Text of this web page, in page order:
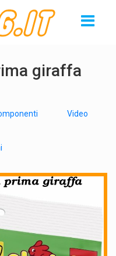
giraffa
Video